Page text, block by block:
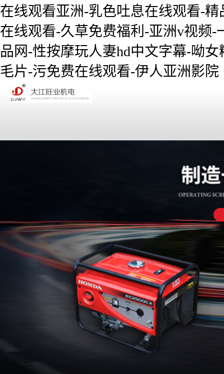
在线观看亚洲-乳色吐息在线观看-
在线观看-久草免费福利-亚洲v视频
品网-性按摩玩人妻hd中文字幕-呦
毛片-污免费在线观看-伊人亚洲影院